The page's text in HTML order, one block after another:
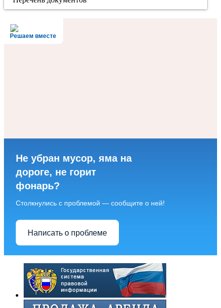
Решаем вместе
Не убран мусор, яма на
дороге, не горит
фонарь?
Столкнулись с проблемой — сообщите о ней!
Написать о проблеме